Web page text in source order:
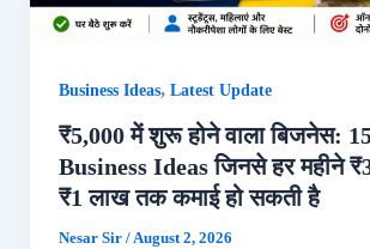
Business Ideas, Latest Update
₹5,000 में शुरू होने वाला बिजनेस:
Business Ideas जिनसे हर महीने
₹1 लाख तक कमाई हो सकती है
Nesar Sir /August 2, 2026